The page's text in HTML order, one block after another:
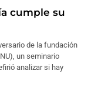
cumple su
de la fundación
un seminario
analizar si hay